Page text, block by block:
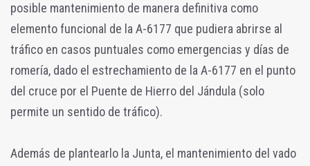
posible mantenimiento de manera definitiva como
elemento funcional de la A-6177 que pudiera abrirse al
tráfico en casos puntuales como emergencias y días de
romería, dado el estrechamiento de la A-6177 en el punto
del cruce por el Puente de Hierro del Jándula (solo
permite un sentido de tráfico).
Además de plantearlo la Junta, el mantenimiento del vado